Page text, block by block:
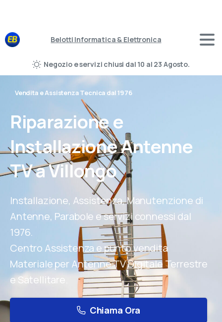
Belotti Informatica & Elettronica
Negozio e servizi chiusi dal 10 al 23 Agosto.
Vendita e Assistenza Tecnica dal 1976
Riparazionee
InstallazioneAntenne
TVaVillongo
Installazione, Assistenza, Manutenzione di
Antenne, Parabole e servizi connessi dal
1976.
Centro Assistenza e punto vendita
Materiale per Antenne TV Digitale Terrestre
e Satellitare.
Chiama Ora